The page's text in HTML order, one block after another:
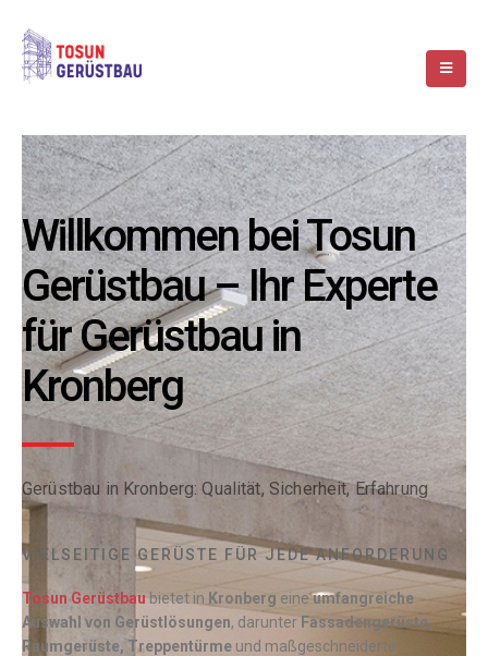
Willkommen bei Tosun
Gerüstbau – Ihr Experte
für Gerüstbau in
Kronberg
Gerüstbau in Kronberg: Qualität, Sicherheit, Erfahrung
VIELSEITIGE GERÜSTE FÜR JEDE ANFORDERUNG
Tosun Gerüstbaubietet in Kronberg eineumfangreiche
Auswahl von Gerüstlösungen, darunter Fassadengerüste,
Raumgerüste, Treppentürme und maßgeschneiderte